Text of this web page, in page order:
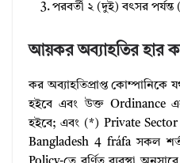
পরবর্তী ২ (দুই) বৎসর
আয়কর অব্যাহতির হার
কর অব্যাহতিপ্রাপ্ত কোম্পানিকে
হইবে এবং উক্ত Ordinance
হইবে; এবং (*) Private
Bangladesh 4 fráfa সকল